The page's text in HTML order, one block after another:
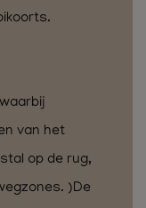
van het
op de rug,
)De